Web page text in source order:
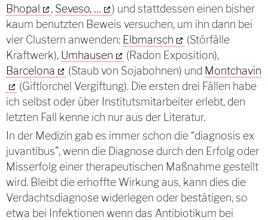
Bhopal
, Seveso, …
) und stattdessen einen bisher
kaum benutzten Beweis versuchen, um ihn dann bei
vier Clustern anwenden: Elbmarsch
(Störfälle
Kraftwerk), Umhausen
(Radon Exposition),
Barcelona
(Staub von Sojabohnen) und Montchavin
(Giftlorchel Vergiftung). Die ersten drei Fällen habe
ich selbst oder über Institutsmitarbeiter erlebt, den
letzten Fall kenne ich nur aus der Literatur.
In der Medizin gab es immer schon die “diagnosis ex
juvantibus”, wenn die Diagnose durch den Erfolg oder
Misserfolg einer therapeutischen Maßnahme gestellt
wird. Bleibt die erhoffte Wirkung aus, kann dies die
Verdachtsdiagnose widerlegen oder bestätigen, so
etwa bei Infektionen wenn das Antibiotikum bei